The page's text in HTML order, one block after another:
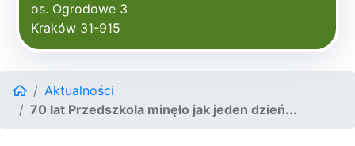
os. Ogrodowe 3
Kraków 31-915
Aktualności
70 lat Przedszkola minęło jak jeden dzień...